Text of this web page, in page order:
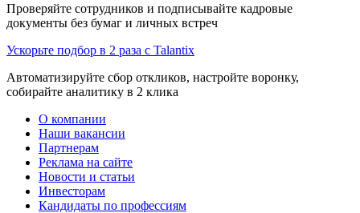
Проверяйте сотрудников и подписывайте кадровые
документы без бумаг и личных встреч
Ускорьте подбор в 2 раза с Talantix
Автоматизируйте сбор откликов, настройте воронку,
собирайте аналитику в 2 клика
О компании
Наши вакансии
Партнерам
Реклама на сайте
Новости и статьи
Инвесторам
Кандидаты по профессиям